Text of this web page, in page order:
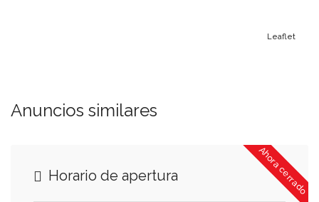
Leaflet
Anuncios similares
Ahora cerrado
Horario de apertura